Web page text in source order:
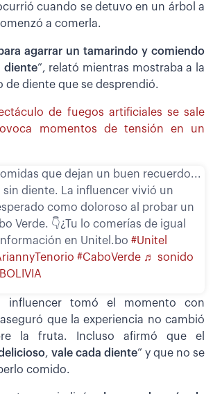
cuando se detuvo en un árbol a
a comerla.
agarrar un tamarindo y comiendo
diente”, relató mientras mostraba a la
de diente que se desprendió.
de fuegos artificiales se sale
momentos de tensión en un
que dejan un buen recuerdo...
sin diente. La influencer vivió un
como doloroso al probar un
Verde. 👇¿Tu lo comerías de igual
en Unitel.bo #Unitel
#CaboVerde ♬ sonido
influencer tomó el momento con
que la experiencia no cambió
la fruta. Incluso afirmó que el
, vale cada diente” y que no se
comido.